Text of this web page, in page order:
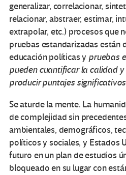
generalizar, correlacionar,
relacionar, abstraer, estimar,
extrapolar, etc.) procesos que
pruebas estandarizadas están
educación políticas y pruebas
puedencuantificar la calidad y
producirpuntajes significativos
Se aturde la mente. La
de complejidad sin
ambientales, demográficos,
políticos y sociales, y Estados
futuro en un plan de estudios
bloqueado en su lugar con